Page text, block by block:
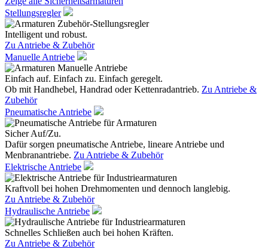
Stellungsregler
Intelligent und robust.
Zu Antriebe & Zubehör
Manuelle Antriebe
Einfach auf. Einfach zu. Einfach geregelt.
Ob mit Handhebel, Handrad oder Kettenradantrieb. Zu Antriebe &
Zubehör
Pneumatische Antriebe
Sicher Auf/Zu.
Dafür sorgen pneumatische Antriebe, lineare Antriebe und
Menbranantriebe. Zu Antriebe & Zubehör
Elektrische Antriebe
Kraftvoll bei hohen Drehmomenten und dennoch langlebig.
Zu Antriebe & Zubehör
Hydraulische Antriebe
Schnelles Schließen auch bei hohen Kräften.
Zu Antriebe & Zubehör